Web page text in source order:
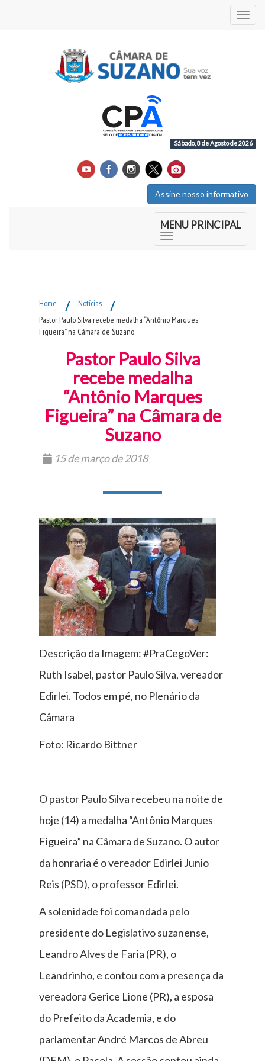
Sábado, 8 de Agosto de 2026
Assine nosso informativo
MENU PRINCIPAL
Home / Notícias /
Pastor Paulo Silva recebe medalha “Antônio Marques
Figueira” na Câmara de Suzano
Pastor Paulo Silva
recebe medalha
“Antônio Marques
Figueira” na Câmara de
Suzano
15 de março de 2018
Descrição da Imagem: #PraCegoVer:
Ruth Isabel, pastor Paulo Silva, vereador
Edirlei. Todos em pé, no Plenário da
Câmara
Foto: Ricardo Bittner
O pastor Paulo Silva recebeu na noite de
hoje (14) a medalha “Antônio Marques
Figueira” na Câmara de Suzano. O autor
da honraria é o vereador Edirlei Junio
Reis (PSD), o professor Edirlei.
A solenidade foi comandada pelo
presidente do Legislativo suzanense,
Leandro Alves de Faria (PR), o
Leandrinho, e contou com a presença da
vereadora Gerice Lione (PR), a esposa
do Prefeito da Academia, e do
parlamentar André Marcos de Abreu